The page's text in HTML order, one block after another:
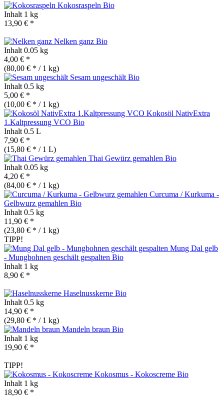
Kokosraspeln Bio
Inhalt 1 kg
13,90 € *
Nelken ganz Bio
Inhalt 0.05 kg
4,00 € *
(80,00 € * / 1 kg)
Sesam ungeschält Bio
Inhalt 0.5 kg
5,00 € *
(10,00 € * / 1 kg)
Kokosöl NativExtra
1.Kaltpressung VCO Bio
Inhalt 0.5 L
7,90 € *
(15,80 € * / 1 L)
Thai Gewürz gemahlen Bio
Inhalt 0.05 kg
4,20 € *
(84,00 € * / 1 kg)
Curcuma / Kurkuma -
Gelbwurz gemahlen Bio
Inhalt 0.5 kg
11,90 € *
(23,80 € * / 1 kg)
TIPP!
Mung Dal gelb
- Mungbohnen geschält gespalten Bio
Inhalt 1 kg
8,90 € *
Haselnusskerne Bio
Inhalt 0.5 kg
14,90 € *
(29,80 € * / 1 kg)
Mandeln braun Bio
Inhalt 1 kg
19,90 € *
TIPP!
Kokosmus - Kokoscreme Bio
Inhalt 1 kg
18,90 € *